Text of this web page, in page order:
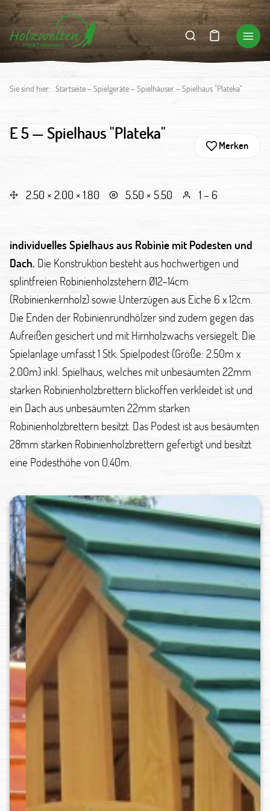
Sie sind hier: Startseite– Spielgeräte– Spielhäuser– Spielhaus "Plateka"
E 5 —Spielhaus "Plateka"
Merken
2.50 × 2.00 × 1.80 5.50 × 5.50 1 – 6
individuelles Spielhaus aus Robinie mit Podesten und
Dach. Die Konstruktion besteht aus hochwertigen und
splintfreien Robinienholzstehern Ø12-14cm
(Robinienkernholz) sowie Unterzügen aus Eiche 6 x 12cm.
Die Enden der Robinienrundhölzer sind zudem gegen das
Aufreißen gesichert und mit Hirnholzwachs versiegelt. Die
Spielanlage umfasst 1 Stk. Spielpodest (Größe: 2.50m x
2.00m) inkl. Spielhaus, welches mit unbesäumten 22mm
starken Robinienholzbrettern blickoffen verkleidet ist und
ein Dach aus unbesäumten 22mm starken
Robinienholzbrettern besitzt. Das Podest ist aus besäumten
28mm starken Robinienholzbrettern gefertigt und besitzt
eine Podesthöhe von 0.40m.